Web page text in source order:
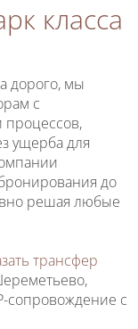
класса
дорого, мы
с
процессов,
ущерба для
до
решая любые
трансфер
сопровождение с